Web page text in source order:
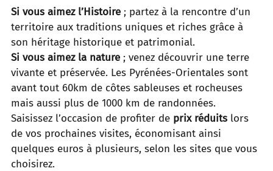
Si vous aimez l’Histoire ; partez à la rencontre d’un
territoire aux traditions uniques et riches grâce à
son héritage historique et patrimonial.
Si vous aimez la nature ; venez découvrir une terre
vivante et préservée. Les Pyrénées-Orientales sont
avant tout 60km de côtes sableuses et rocheuses
mais aussi plus de 1000 km de randonnées.
Saisissez l’occasion de profiter de prix réduits lors
de vos prochaines visites, économisant ainsi
quelques euros à plusieurs, selon les sites que vous
choisirez.